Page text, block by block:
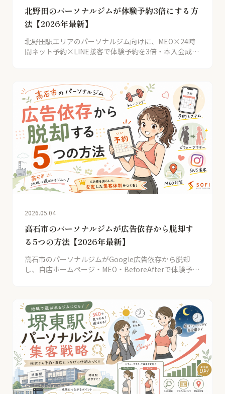
北野田のパーソナルジムが体験予約3倍にする方
法【2026年最新】
北野田駅エリアのパーソナルジム向けに、MEO×24時
間ネット予約×LINE接客で体験予約を3倍・本入会成約
2026.05.04
高石市のパーソナルジムが広告依存から脱却す
る5つの方法【2026年最新】
高石市のパーソナルジムがGoogle広告依存から脱却
し、自店ホームページ・MEO・BeforeAfterで体験予約